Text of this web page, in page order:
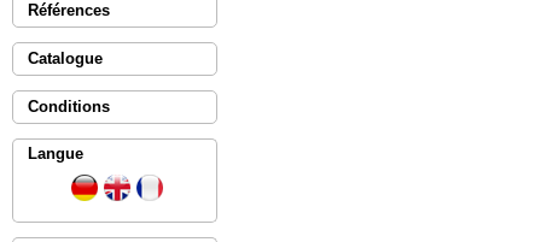
Références
Catalogue
Conditions
Langue